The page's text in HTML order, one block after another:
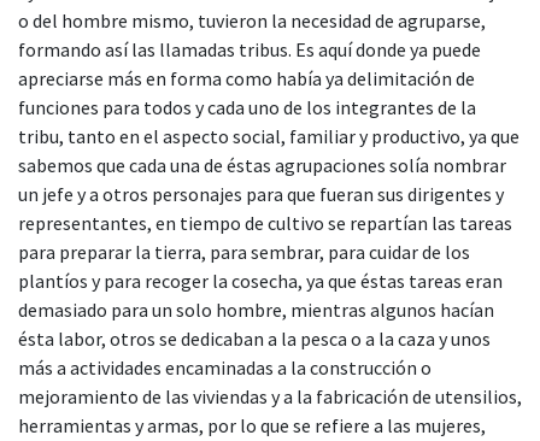
o del hombre mismo, tuvieron la necesidad de agruparse,
formando así las llamadas tribus. Es aquí donde ya puede
apreciarse más en forma como había ya delimitación de
funciones para todos y cada uno de los integrantes de la
tribu, tanto en el aspecto social, familiar y productivo, ya que
sabemos que cada una de éstas agrupaciones solía nombrar
un jefe y a otros personajes para que fueran sus dirigentes y
representantes, en tiempo de cultivo se repartían las tareas
para preparar la tierra, para sembrar, para cuidar de los
plantíos y para recoger la cosecha, ya que éstas tareas eran
demasiado para un solo hombre, mientras algunos hacían
ésta labor, otros se dedicaban a la pesca o a la caza y unos
más a actividades encaminadas a la construcción o
mejoramiento de las viviendas y a la fabricación de utensilios,
herramientas y armas, por lo que se refiere a las mujeres,